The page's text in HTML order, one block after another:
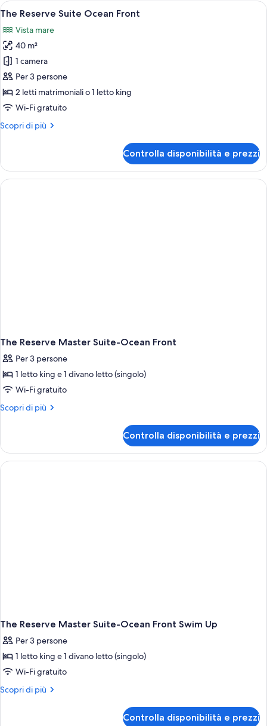
Suite
View
Apri
tutte
le
foto
per
The
Reserve
Suite
Front
Camera d'albergo con due letti,
8
The Reserve Suite Ocean Front
Vista mare
40 m²
1 camera
Per 3 persone
2 letti matrimoniali o 1 letto king
Wi-Fi gratuito
Scopri di più
Altri
Reserve
Suite
Ocean
Controlla disponibilità e prezzi
The Reserve Master Suite-Ocean Front
Per 3 persone
1 letto king e 1 divano letto (singolo)
Wi-Fi gratuito
Scopri di più
Altri
Reserve
Master
Suite-
Controlla disponibilità e prezzi
The Reserve Master Suite-Ocean Front Swim Up
Per 3 persone
1 letto king e 1 divano letto (singolo)
Wi-Fi gratuito
Scopri di più
Altri
Controlla disponibilità e prezzi